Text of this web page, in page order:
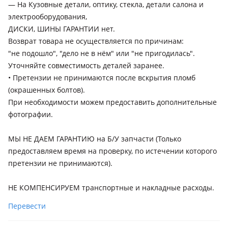
— На Кузовные детали, оптику, стекла, детали салона и
электрооборудования,
ДИСКИ, ШИНЫ ГАРАНТИИ нет.
Возврат товара не осуществляется по причинам:
"не подошло", "дело не в нём" или "не пригодилась".
Уточняйте совместимость деталей заранее.
• Претензии не принимаются после вскрытия пломб
(окрашенных болтов).
При необходимости можем предоставить дополнительные
фотографии.
МЫ НЕ ДАЕМ ГАРАНТИЮ на Б/У запчасти (Только
предоставляем время на проверку, по истечении которого
претензии не принимаются).
НЕ КОМПЕНСИРУЕМ транспортные и накладные расходы.
Перевести